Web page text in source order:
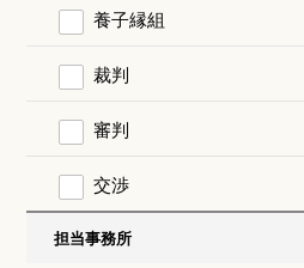
養子縁組
裁判
審判
交渉
担当事務所